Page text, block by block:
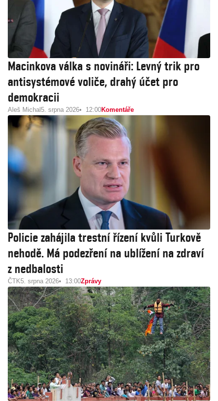
Macinkova válka s novináři: Levný trik pro
antisystémové voliče, drahý účet pro
demokracii
Aleš Michal 5. srpna 2026 12:00Komentáře
Policie zahájila trestní řízení kvůli Turkově
nehodě. Má podezření na ublížení na zdraví
z nedbalosti
ČTK5. srpna 2026 13:00Zprávy